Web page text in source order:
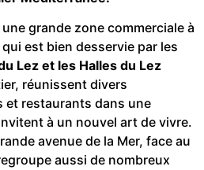
grande zone commerciale à
qui est bien desservie par les
Lez et les Halles du Lez
réunissent divers
et restaurants dans une
à un nouvel art de vivre.
avenue de la Mer, face au
aussi de nombreux